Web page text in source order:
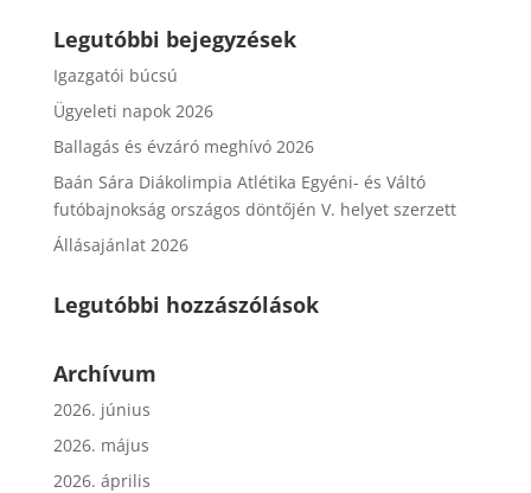
Legutóbbi bejegyzések
Igazgatói búcsú
Ügyeleti napok 2026
Ballagás és évzáró meghívó 2026
Baán Sára Diákolimpia Atlétika Egyéni- és Váltó
futóbajnokság országos döntőjén V. helyet szerzett
Állásajánlat 2026
Legutóbbi hozzászólások
Archívum
2026. június
2026. május
2026. április